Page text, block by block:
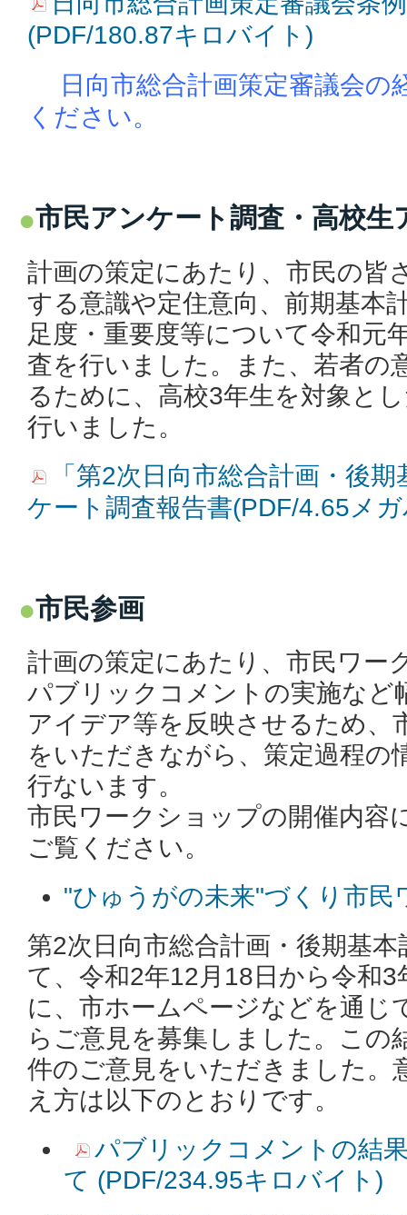
(PDF/180.87キロバイト)
日向市総合計画策定審議会の
ください。
市民アンケート調査・高校生
計画の策定にあたり、市民の皆
する意識や定住意向、前期基本
足度・重要度等について令和元
査を行いました。また、若者の
るために、高校3年生を対象と
行いました。
「第2次日向市総合計画・後
ケート調査報告書(PDF/4.65メ
市民参画
計画の策定にあたり、市民ワー
パブリックコメントの実施など
アイデア等を反映させるため、
をいただきながら、策定過程の
行ないます。
市民ワークショップの開催内容
ご覧ください。
"ひゅうがの未来"づくり市民
第2次日向市総合計画・後期基
て、令和2年12月18日から令和
に、市ホームページなどを通じ
らご意見を募集しました。この
件のご意見をいただきました。
え方は以下のとおりです。
パブリックコメントの結
て (PDF/234.95キロバイト)